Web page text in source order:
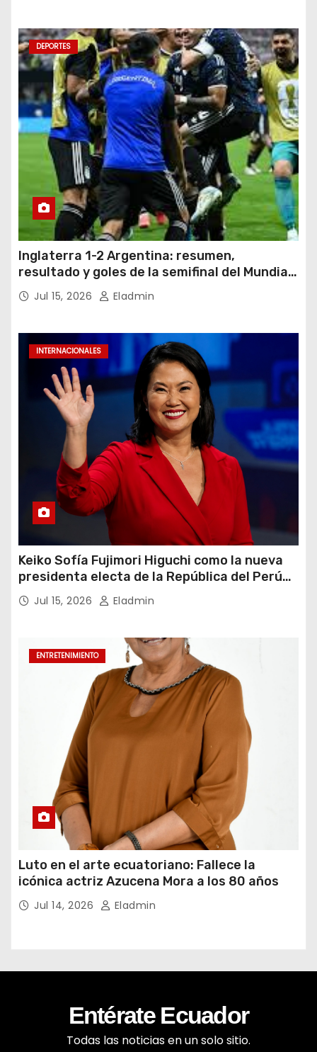
DEPORTES
Inglaterra 1-2 Argentina: resumen,
resultado y goles de la semifinal del Mundial
2026Jul 15, 2026 Eladmin
INTERNACIONALES
Keiko Sofía Fujimori Higuchi como la nueva
presidenta electa de la República del Perú
para el periodo constitucional 2026-2031
Jul 15, 2026 Eladmin
ENTRETENIMIENTO
Luto en el arte ecuatoriano: Fallece la
icónica actriz Azucena Mora a los 80 años
Jul 14, 2026 Eladmin
Entérate Ecuador
Todas las noticias en un solo sitio.